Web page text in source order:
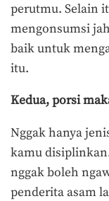
perutmu. Selain
mengonsumsi
baik untuk
itu.
Kedua, porsi
Nggak hanya
kamu
nggak boleh
penderita asam